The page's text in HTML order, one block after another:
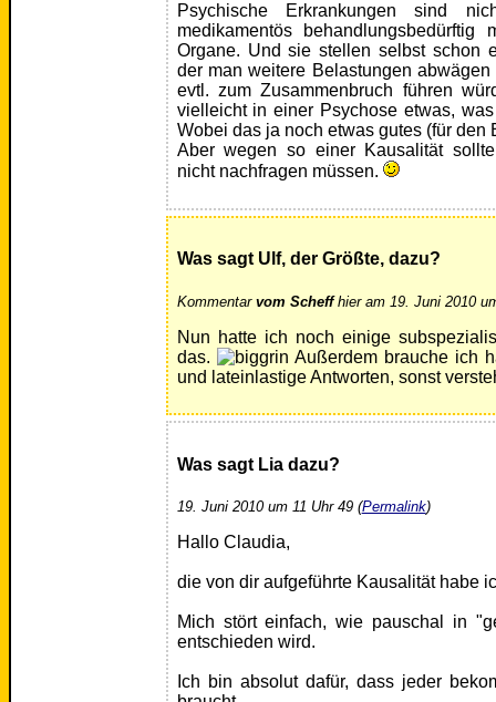
Psychische Erkrankungen sind
medikamentös
Organe. Und sie stellen selbst schon
der man weitere Belastungen
evtl. zum Zusammenbruch führen
vielleicht in einer Psychose etwas,
Wobei das ja noch etwas gutes (für den
Aber wegen so einer Kausalität
nicht nachfragen müssen.
Was sagt Ulf, der Größte, dazu?
Kommentar vom Scheffhier am 19. Juni 2010
Nun hatte ich noch einige
das.
Außerdem brauche ich
und lateinlastige Antworten, sonst
Was sagt Lia dazu?
19. Juni 2010 um 11 Uhr 49 (Permalink)
Hallo Claudia,
die von dir aufgeführte Kausalität habe
Mich stört einfach, wie pauschal in
entschieden wird.
Ich bin absolut dafür, dass jeder